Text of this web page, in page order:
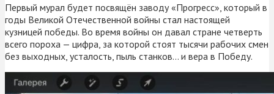
Первый мурал будет посвящён заводу «Прогресс», который в
годы Великой Отечественной войны стал настоящей
кузницей победы. Во время войны он давал стране четверть
всего пороха — цифра, за которой стоят тысячи рабочих смен
без выходных, усталость, пыль станков… и вера в Победу.